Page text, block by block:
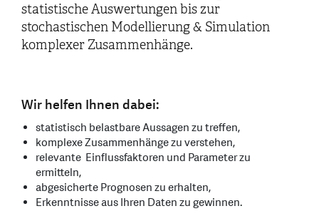
statistische Auswertungen bis zur
stochastischen Modellierung & Simulation
komplexer Zusammenhänge.
Wir helfen Ihnen dabei:
statistisch belastbare Aussagen zu treffen,
komplexe Zusammenhänge zu verstehen,
relevante Einflussfaktoren und Parameter zu
ermitteln,
abgesicherte Prognosen zu erhalten,
Erkenntnisse aus Ihren Daten zu gewinnen.